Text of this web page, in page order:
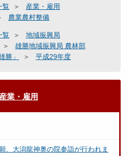
覧
産業・雇用
農業農村整備
覧
地域振興局
雄勝地域振興局 農林部
勝」
平成29年度
産業・雇用
大潟龍神奥の院参詣が行われま